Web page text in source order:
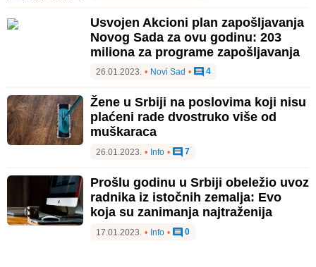
Usvojen Akcioni plan zapošljavanja
Novog Sada za ovu godinu: 203
miliona za programe zapošljavanja
26.01.2023. • Novi Sad • 4
Žene u Srbiji na poslovima koji nisu
plaćeni rade dvostruko više od
muškaraca
26.01.2023. • Info • 7
Prošlu godinu u Srbiji obeležio uvoz
radnika iz istočnih zemalja: Evo
koja su zanimanja najtraženija
17.01.2023. • Info • 0